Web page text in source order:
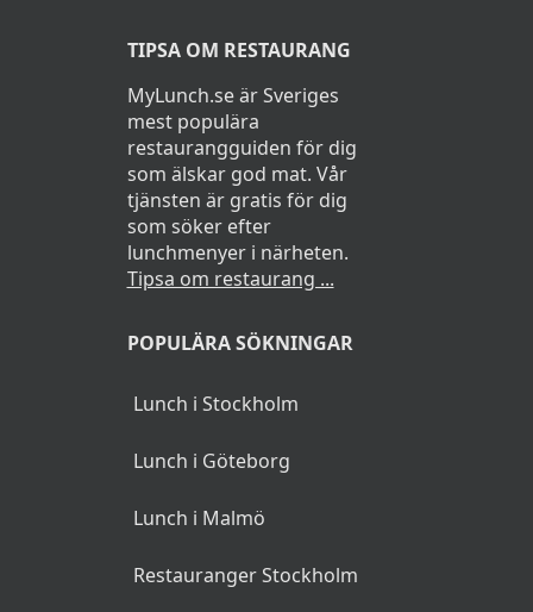
TIPSA OM RESTAURANG
MyLunch.se är Sveriges
mest populära
restaurangguiden för dig
som älskar god mat. Vår
tjänsten är gratis för dig
som söker efter
lunchmenyer i närheten.
Tipsa om restaurang ...
POPULÄRA SÖKNINGAR
Lunch i Stockholm
Lunch i Göteborg
Lunch i Malmö
Restauranger Stockholm